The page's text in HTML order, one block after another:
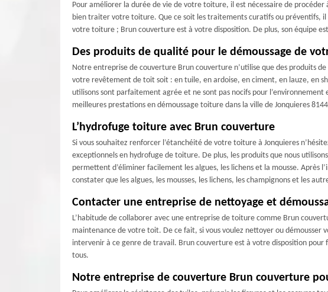
Pour améliorer la durée de vie de votre toiture, il est nécessaire de
bien traiter votre toiture. Que ce soit les traitements curatifs ou préventifs, il
votre toiture ; Brun couverture est à votre disposition. De plus, son équipe
Des produits de qualité pour le démoussage de
Notre entreprise de couverture Brun couverture n’utilise que des produits
votre revêtement de toit soit : en tuile, en ardoise, en ciment, en lauze, en
utilisons sont parfaitement agrée et ne sont pas nocifs pour
meilleures prestations en démoussage toiture dans la ville de Jonquieres
L’hydrofuge toiture avec Brun couverture
Si vous souhaitez renforcer l’étanchéité de votre toiture à Jonquieres
exceptionnels en hydrofuge de toiture. De plus, les produits que nous
permettent d’éliminer facilement les algues, les lichens et la mousse.
constater que les algues, les mousses, les lichens, les champignons et les
Contacter une entreprise de nettoyage et
L’habitude de collaborer avec une entreprise de toiture comme Brun
maintenance de votre toit. De ce fait, si vous voulez nettoyer ou
intervenir à ce genre de travail. Brun couverture est à votre disposition pour
tous.
Notre entreprise de couverture Brun couverture